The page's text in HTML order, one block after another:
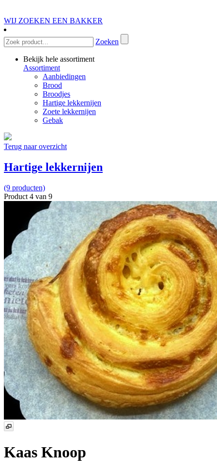
WIJ ZOEKEN EEN BAKKER
Zoeken
Bekijk hele assortiment
Assortiment
Aanbiedingen
Brood
Broodjes
Hartige lekkernijen
Zoete lekkernijen
Gebak
Terug naar overzicht
Hartige lekkernijen
(9 producten)
Product 4 van 9
Kaas Knoop